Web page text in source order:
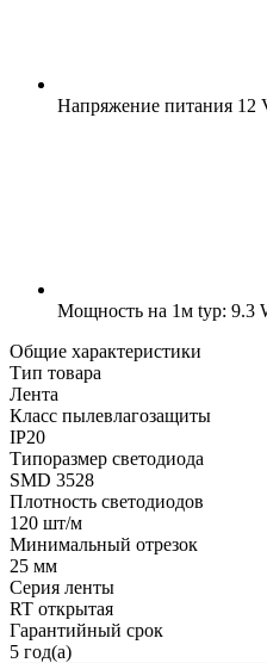
Напряжение питания 12
Мощность на 1м typ: 9.3
Общие характеристики
Тип товара
Лента
Класс пылевлагозащиты
IP20
Типоразмер светодиода
SMD 3528
Плотность светодиодов
120 шт/м
Минимальный отрезок
25 мм
Серия ленты
RT открытая
Гарантийный срок
5 год(а)